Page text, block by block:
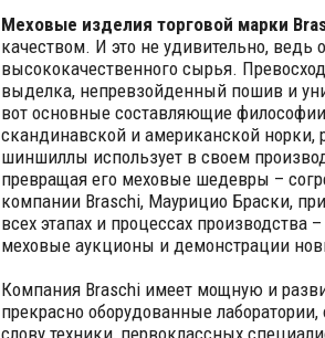
Меховые изделия торговой марки
качеством. И это не удивительно, ведь
высококачественного сырья.
выделка, непревзойденный пошив и
вот основные составляющие
скандинавской и американской норки,
шиншиллы использует в своем
превращая его меховые шедевры –
компании Braschi, Маурицио Браски,
всех этапах и процессах производства
меховые аукционы и демонстрации
Компания Braschi имеет мощную и
прекрасно оборудованные
слову техники, первоклассных